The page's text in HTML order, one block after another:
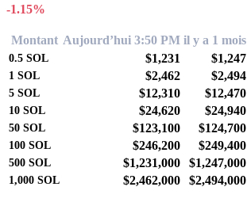
-1.15%
Montant Aujourd’hui 3:50 PM il y a 1 mois
0.5 SOL $1,231 $1,247
1 SOL $2,462 $2,494
5 SOL $12,310 $12,470
10 SOL $24,620 $24,940
50 SOL $123,100 $124,700
100 SOL $246,200 $249,400
500 SOL $1,231,000 $1,247,000
1,000 SOL $2,462,000 $2,494,000